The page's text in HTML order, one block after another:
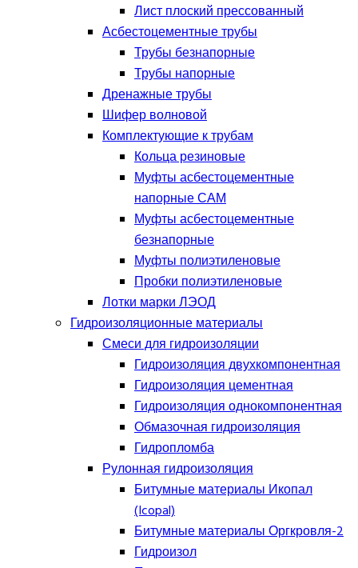
Лист плоский прессованный
Асбестоцементные трубы
Трубы безнапорные
Трубы напорные
Дренажные трубы
Шифер волновой
Комплектующие к трубам
Кольца резиновые
Муфты асбестоцементные
напорные САМ
Муфты асбестоцементные
безнапорные
Муфты полиэтиленовые
Пробки полиэтиленовые
Лотки марки ЛЭОД
Гидроизоляционные материалы
Смеси для гидроизоляции
Гидроизоляция двухкомпонентная
Гидроизоляция цементная
Гидроизоляция однокомпонентная
Обмазочная гидроизоляция
Гидропломба
Рулонная гидроизоляция
Битумные материалы Икопал
(Icopal)
Битумные материалы Оргкровля-2
Гидроизол